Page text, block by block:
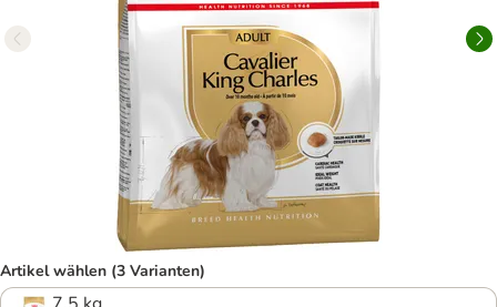
Artikel wählen (3 Varianten)